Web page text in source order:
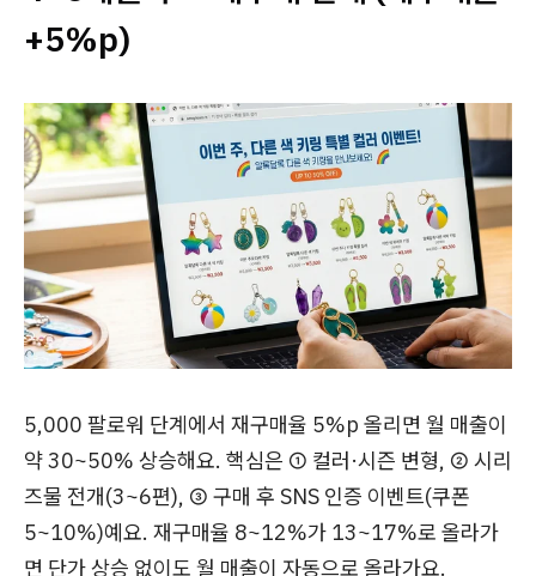
+5%p)
5,000 팔로워 단계에서 재구매율 5%p 올리면 월 매출이
약 30~50% 상승해요. 핵심은 ① 컬러·시즌 변형, ② 시리
즈물 전개(3~6편), ③ 구매 후 SNS 인증 이벤트(쿠폰
5~10%)예요. 재구매율 8~12%가 13~17%로 올라가
면 단가 상승 없이도 월 매출이 자동으로 올라가요.